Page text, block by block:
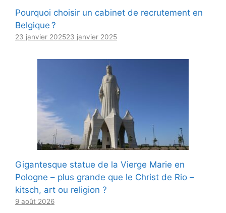
Pourquoi choisir un cabinet de recrutement en
Belgique ?
23 janvier 202523 janvier 2025
Gigantesque statue de la Vierge Marie en
Pologne – plus grande que le Christ de Rio –
kitsch, art ou religion ?
9 août 2026